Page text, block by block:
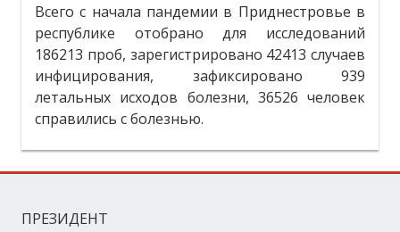
Всего с начала пандемии в Приднестровье в
республике отобрано для исследований
186213 проб, зарегистрировано 42413 случаев
инфицирования, зафиксировано 939
летальных исходов болезни, 36526 человек
справились с болезнью.
ПРЕЗИДЕНТ